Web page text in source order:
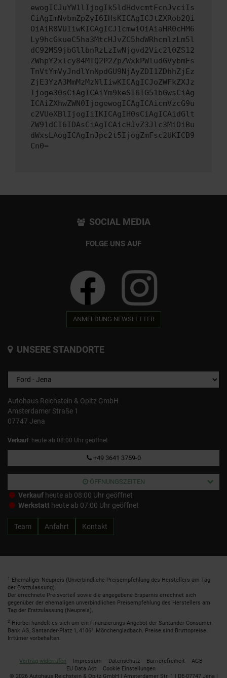
ewogICJuYW1lIjogIk5ldHdvcmtFcnJvciIs
CiAgImNvbmZpZyI6IHsKICAgICJtZXRob2Qi
OiAiR0VUIiwKICAgICJ1cmwiOiAiaHR0cHM6
Ly9hcGkueC5ha3MtcHJvZC5hdWRhcmlzLm5l
dC92MS9jbGllbnRzLzIwNjgvd2Vic2l0ZS12
ZWhpY2xlcy84MTQ2P2ZpZWxkPWludGVybmFs
TnVtYmVyJndlYnNpdGU9NjAyZDI1ZDhhZjEz
ZjE3YzA3MmMzMzNlIiwKICAgICJoZWFkZXJz
Ijoge30sCiAgICAiYm9keSI6IG51bGwsCiAg
ICAiZXhwZWN0IjogewogICAgICAicmVzcG9u
c2VUeXBlIjogIiIKICAgIH0sCiAgICAidGlt
ZW91dCI6IDAsCiAgICAicHJvZ3Jlc3MiOiBu
dWxsLAogICAgInJpc2t5IjogZmFsc2UKICB9
Cn0=
SOCIAL MEDIA
FOLGE UNS AUF
ANMELDUNG NEWSLETTER
UNSERE STANDORTE
Autohaus Reichstein & Opitz GmbH
Amsterdamer Straße 1
07747 Jena
Verkauf: heute ab 08:00 Uhr geöffnet
+49 3641 3759-0
ÖFFNUNGSZEITEN
Verkauf heute ab 08:00 Uhr geöffnet
Werkstatt heute ab 07:00 Uhr geöffnet
Team Anfahrt Kontakt
1
Ehemaliger Neupreis (Unverbindliche Preisempfehlung des Herstellers am Tag
der Erstzulassung).
Der errechnete Preisvorteil sowie die angegebene Ersparnis errechnet sich
gegenüber der ehemaligen unverbindlichen Preisempfehlung des Herstellers am
Tag der Erstzulassung (Neupreis).
2 Hierbei handelt es sich um ein Finanzierungs-Angebot der Santander Consumer
Bank AG, Santander-Platz 1, 41061 Mönchengladbach. Preise sind Bruttopreise.
Irrtümer vorbehalten.
Vertrag widerrufen Impressum Datenschutz Barrierefreiheit
AGB
EU Data Act
Cookie Einstellungen
© 2026 Autohaus Reichstein & Opitz GmbH | Amsterdamer Str. 1 | DE-07747 Jena |